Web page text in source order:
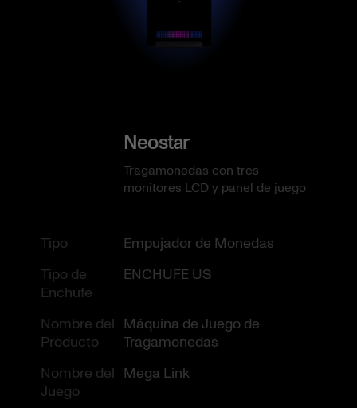
Neostar
Tragamonedas con tres
monitores LCD y panel de juego
Tipo
Empujador de Monedas
Tipo de
Enchufe
ENCHUFE US
Nombre del
Producto
Máquina de Juego de
Tragamonedas
Nombre del
Juego
Mega Link